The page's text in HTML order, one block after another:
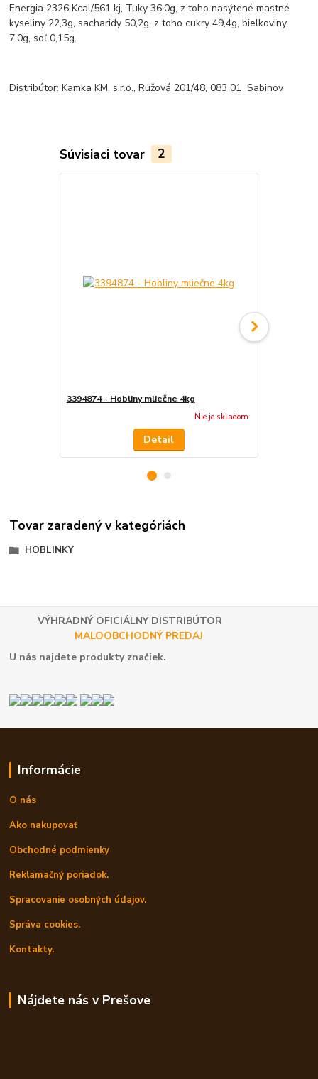
Energia 2326 Kcal/561 kj, Tuky 36,0g, z toho nasýtené mastné
kyseliny 22,3g, sacharidy 50,2g, z toho cukry 49,4g, bielkoviny
7,0g, soľ 0,15g.
Distribútor: Kamka KM, s.r.o., Ružová 201/48, 083 01 Sabinov
Súvisiaci tovar 2
3394874 - Hobliny mliečne 4kg
Nie je skladom
Detail
Tovar zaradený v kategóriách
HOBLINKY
VÝHRADNÝ OFICIÁLNY DISTRIBÚTOR
MALOOBCHODNÝ PREDAJ
U nás najdete produkty značiek.
Informácie
O nás
Ako nakupovať
Obchodné podmienky
Reklamačný poriadok.
Spracovanie osobných údajov.
Správa cookies.
Kontakty.
Nájdete nás v Prešove